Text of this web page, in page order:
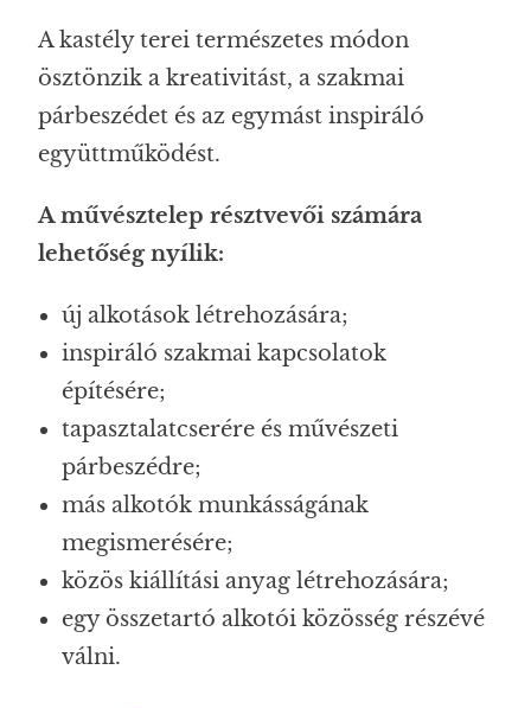
A kastély terei természetes módon
ösztönzik a kreativitást, a szakmai
párbeszédet és az egymást inspiráló
együttműködést.
A művésztelep résztvevői számára
lehetőség nyílik:
új alkotások létrehozására;
inspiráló szakmai kapcsolatok
építésére;
tapasztalatcserére és művészeti
párbeszédre;
más alkotók munkásságának
megismerésére;
közös kiállítási anyag létrehozására;
egy összetartó alkotói közösség részévé
válni.